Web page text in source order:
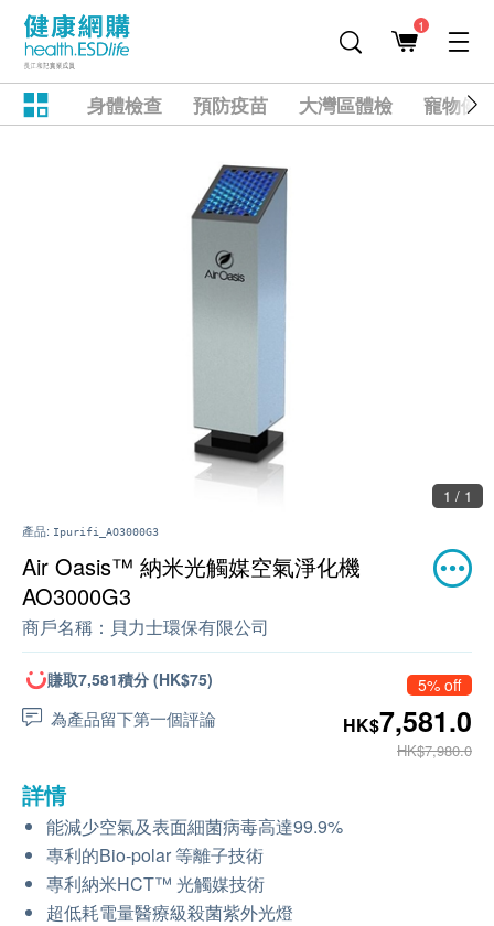
1
身體檢查 預防疫苗 大灣區體檢 寵物健
1 / 1
產品: Ipurifi_AO3000G3
Air Oasis™ 納米光觸媒空氣淨化機
AO3000G3
商戶名稱： 貝力士環保有限公司
賺取7,581積分 (HK$75)
為產品留下第一個評論
5% off
HK$7,581.0
HK$7,980.0
詳情
能減少空氣及表面細菌病毒高達99.9%
專利的Bio-polar 等離子技術
專利納米HCT™ 光觸媒技術
超低耗電量醫療級殺菌紫外光燈